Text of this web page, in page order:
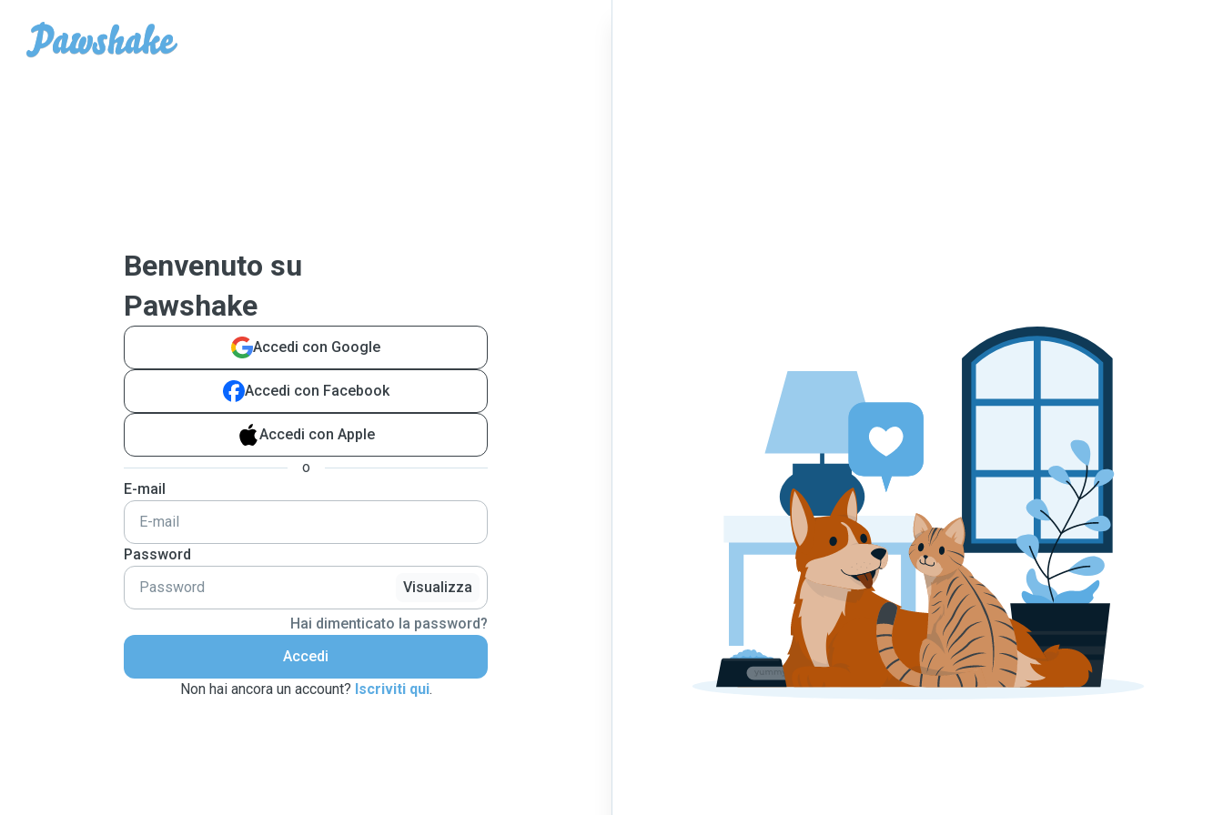
Benvenuto su
Pawshake
Accedi con Google
Accedi con Facebook
Accedi con Apple
o
E-mail
Password
Visualizza
Hai dimenticato la password?
Accedi
Non hai ancora un account? Iscriviti qui.